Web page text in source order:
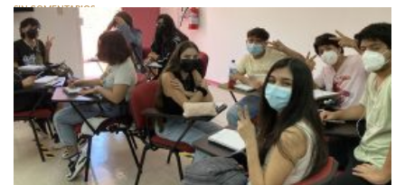
SIN COMENTARIOS